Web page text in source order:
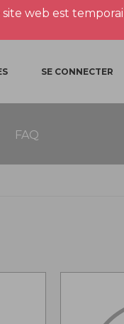
web est
SE CONNECTER
FAQ